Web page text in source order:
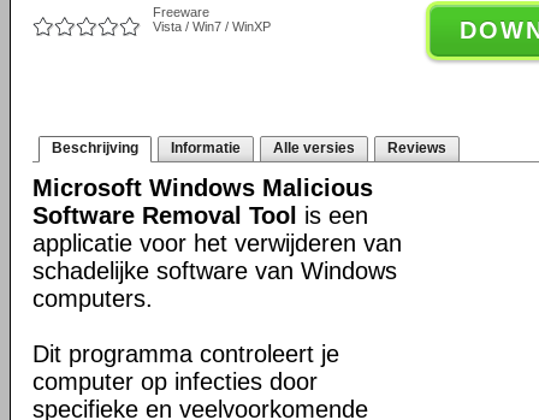
Freeware
Vista / Win7 / WinXP
Beschrijving Informatie Alle versies Reviews
Microsoft Windows Malicious
Software Removal Tool is een
applicatie voor het verwijderen van
schadelijke software van Windows
computers.
Dit programma controleert je
computer op infecties door
specifieke en veelvoorkomende